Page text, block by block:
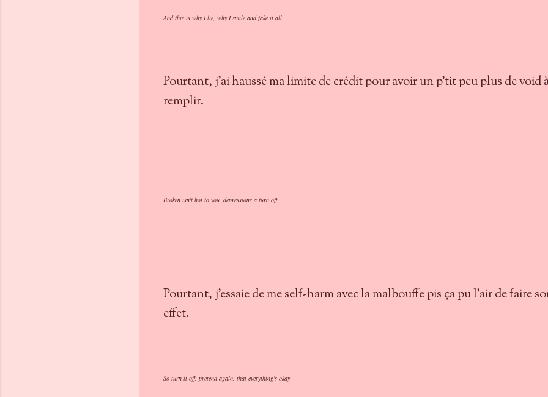
And this is why I lie, why I smile and fake it all
Pourtant, j'ai haussé ma limite de crédit pour avoir un p'tit peu plus de void
remplir.
Broken isn't hot to you, depressions a turn off
Pourtant, j'essaie de me self-harm avec la malbouffe pis ça pu l'air de faire
effet.
So turn it off, pretend again, that evеrything's okay